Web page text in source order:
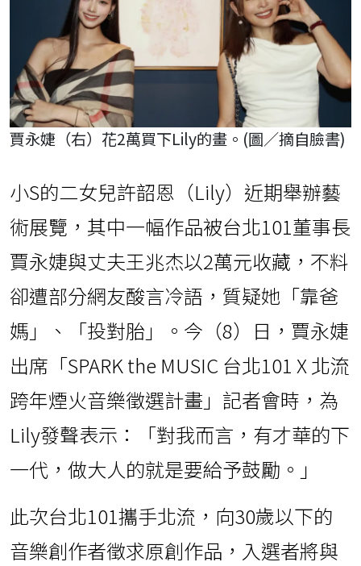
賈永婕（右）花2萬買下Lily的畫。(圖／摘自臉書)
小S的二女兒許韶恩（Lily）近期舉辦藝
術展覽，其中一幅作品被台北101董事長
賈永婕與丈夫王兆杰以2萬元收藏，不料
卻遭部分網友酸言冷語，質疑她「靠爸
媽」、「投對胎」。今（8）日，賈永婕
出席「SPARK the MUSIC 台北101 X 北流
跨年煙火音樂徵選計畫」記者會時，為
Lily發聲表示：「對我而言，有才華的下
一代，做大人的就是要給予鼓勵。」
此次台北101攜手北流，向30歲以下的
音樂創作者徵求原創作品，入選者將與